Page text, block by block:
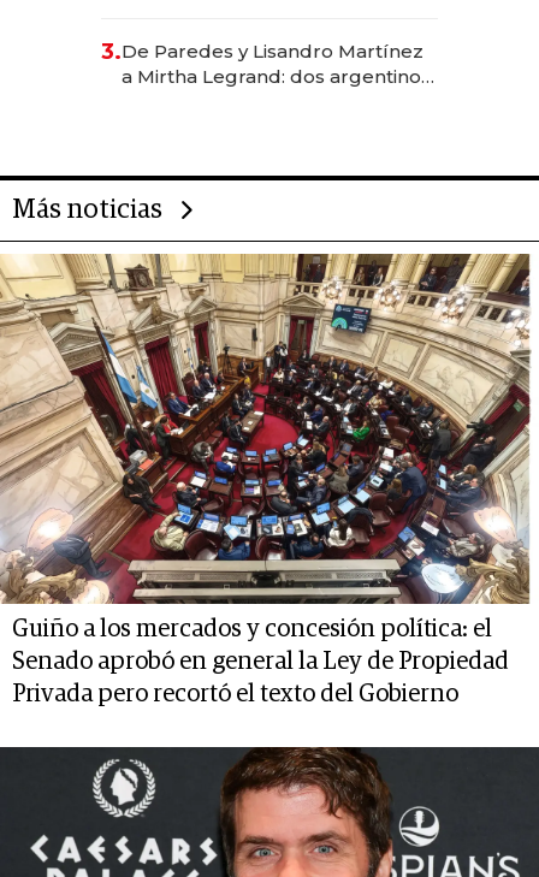
las marcas "fast premium"
3.De Paredes y Lisandro Martínez
a Mirtha Legrand: dos argentinos
Más noticias
Guiño a los mercados y concesión política: el
Senado aprobó en general la Ley de Propiedad
Privada pero recortó el texto del Gobierno